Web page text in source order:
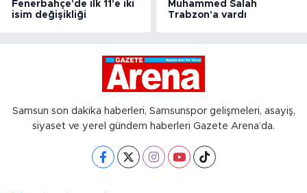
Fenerbahçe'de ilk 11'e iki
isim değişikliği
Muhammed Salah
Trabzon'a vardı
Samsun son dakika haberleri, Samsunspor gelişmeleri, asayiş,
siyaset ve yerel gündem haberleri Gazete Arena’da.